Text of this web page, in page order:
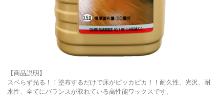
【商品説明】
スベらず光る！！塗布するだけで床がピッカピカ！！耐久性、光沢、耐
水性、全てにバランスが取れている高性能ワックスです。